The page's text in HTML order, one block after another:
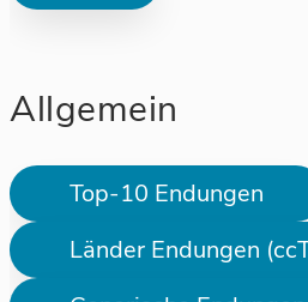
Allgemein
Top-10 Endungen
Länder Endungen